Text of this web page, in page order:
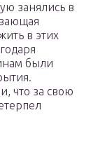
занялись в
в этих
были
что за свою